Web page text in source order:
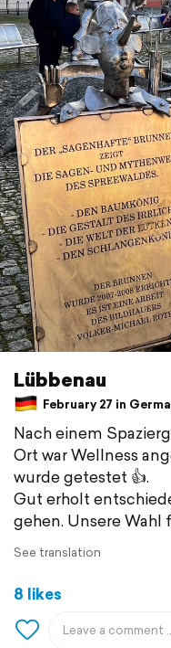
Lübbenau
February 27 in
Nach einem
Ort war Wellness
wurde getestet 👍.
Gut erholt
gehen. Unsere Wahl
See translation
8 likes